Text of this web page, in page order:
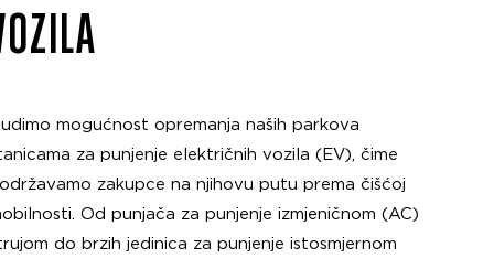
mogućnost opremanja naših parkova
za punjenje električnih vozila (EV), čime
zakupce na njihovu putu prema čišćoj
Od punjača za punjenje izmjeničnom (AC)
do brzih jedinica za punjenje istosmjernom